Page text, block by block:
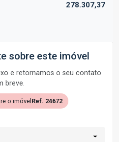
278.307,37
sobre este imóvel
e retornamos o seu contato
breve.
o imóvelRef. 24672